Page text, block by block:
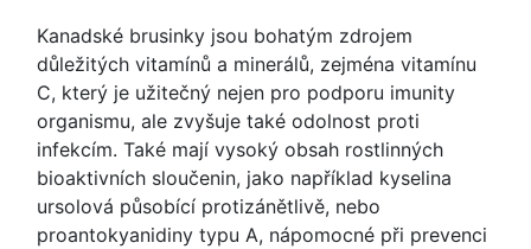
Kanadské brusinky jsou bohatým zdrojem
důležitých vitamínů a minerálů, zejména vitamínu
C, který je užitečný nejen pro podporu imunity
organismu, ale zvyšuje také odolnost proti
infekcím. Také mají vysoký obsah rostlinných
bioaktivních sloučenin, jako například kyselina
ursolová působící protizánětlivě, nebo
proantokyanidiny typu A, nápomocné při prevenci